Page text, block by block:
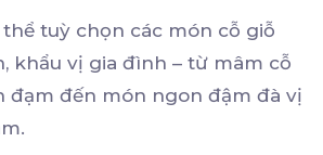
tuỳ chọn các món cỗ giỗ
khẩu vị gia đình – từ mâm cỗ
đạm đến món ngon đậm đà vị